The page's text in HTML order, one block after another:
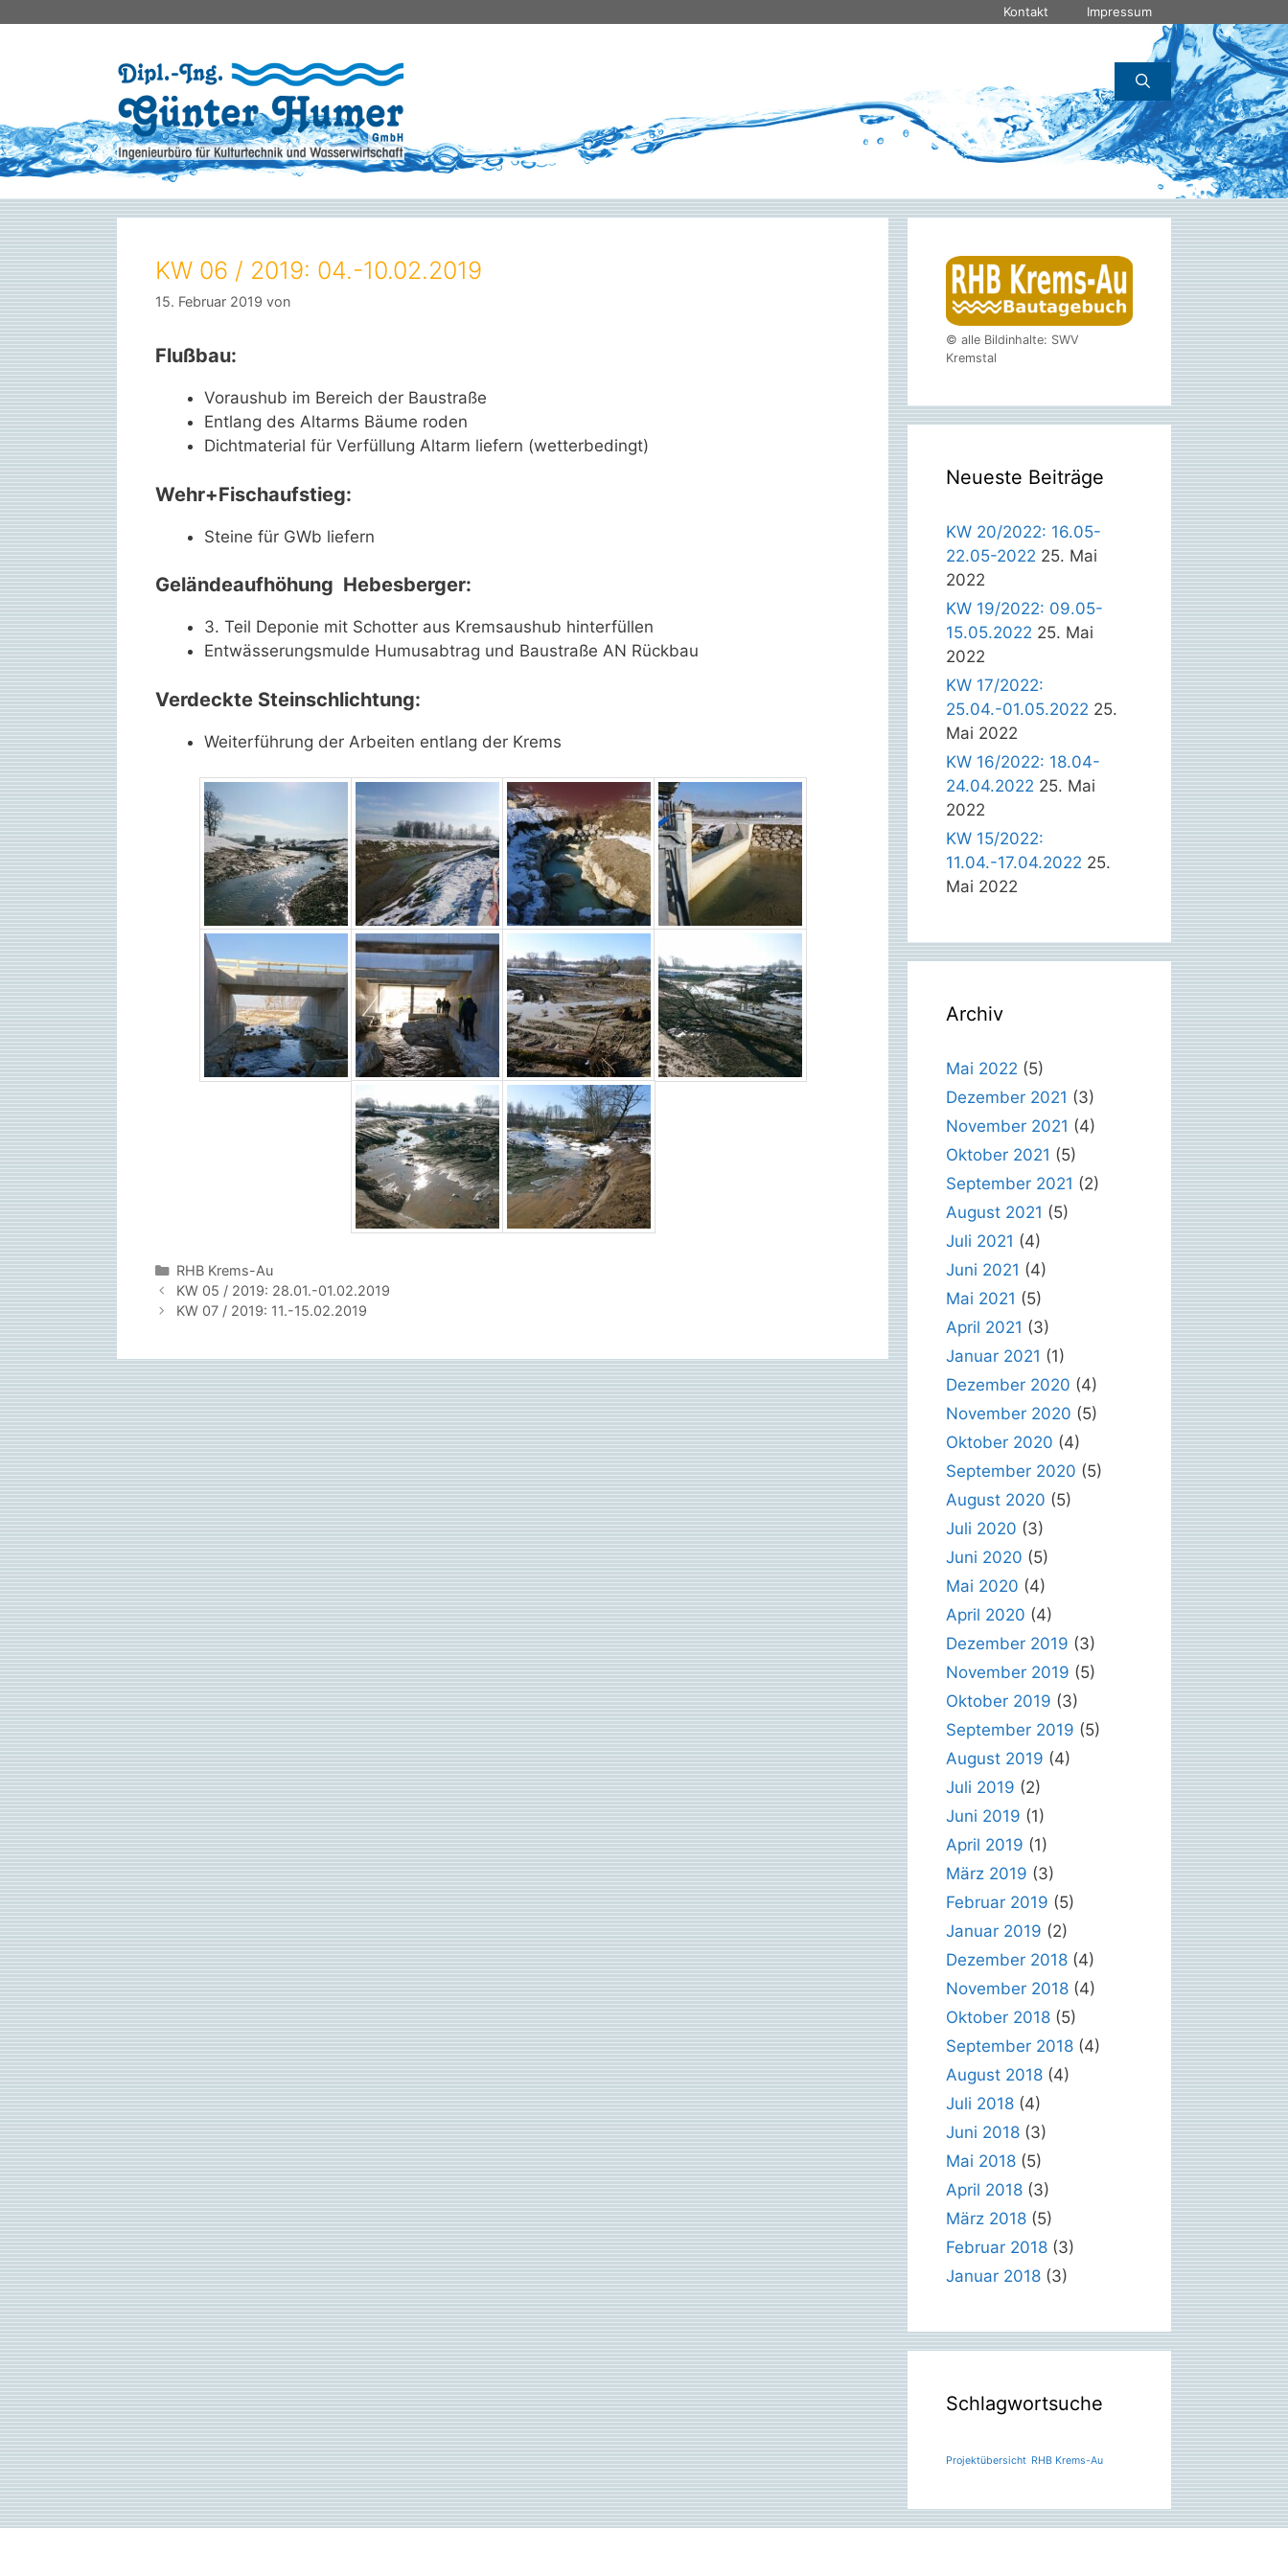
Kontakt Impressum
KW 06 / 2019: 04.-10.02.2019
15. Februar 2019 von
Flußbau:
Voraushub im Bereich der Baustraße
Entlang des Altarms Bäume roden
Dichtmaterial für Verfüllung Altarm liefern (wetterbedingt)
Wehr+Fischaufstieg:
Steine für GWb liefern
Geländeaufhöhung Hebesberger:
3. Teil Deponie mit Schotter aus Kremsaushub hinterfüllen
Entwässerungsmulde Humusabtrag und Baustraße AN Rückbau
Verdeckte Steinschlichtung:
Weiterführung der Arbeiten entlang der Krems
Kategorien
RHB Krems-Au
KW 05 / 2019: 28.01.-01.02.2019
KW 07 / 2019: 11.-15.02.2019
© alle Bildinhalte: SWV
Kremstal
Neueste Beiträge
KW 20/2022: 16.05-
22.05-2022 25. Mai
2022
KW 19/2022: 09.05-
15.05.2022 25. Mai
2022
KW 17/2022:
25.04.-01.05.2022 25.
Mai 2022
KW 16/2022: 18.04-
24.04.2022 25. Mai
2022
KW 15/2022:
11.04.-17.04.2022 25.
Mai 2022
Archiv
Mai 2022 (5)
Dezember 2021 (3)
November 2021 (4)
Oktober 2021 (5)
September 2021 (2)
August 2021 (5)
Juli 2021 (4)
Juni 2021 (4)
Mai 2021 (5)
April 2021 (3)
Januar 2021 (1)
Dezember 2020 (4)
November 2020 (5)
Oktober 2020 (4)
September 2020 (5)
August 2020 (5)
Juli 2020 (3)
Juni 2020 (5)
Mai 2020 (4)
April 2020 (4)
Dezember 2019 (3)
November 2019 (5)
Oktober 2019 (3)
September 2019 (5)
August 2019 (4)
Juli 2019 (2)
Juni 2019 (1)
April 2019 (1)
März 2019 (3)
Februar 2019 (5)
Januar 2019 (2)
Dezember 2018 (4)
November 2018 (4)
Oktober 2018 (5)
September 2018 (4)
August 2018 (4)
Juli 2018 (4)
Juni 2018 (3)
Mai 2018 (5)
April 2018 (3)
März 2018 (5)
Februar 2018 (3)
Januar 2018 (3)
Schlagwortsuche
Projektübersicht RHB Krems-Au